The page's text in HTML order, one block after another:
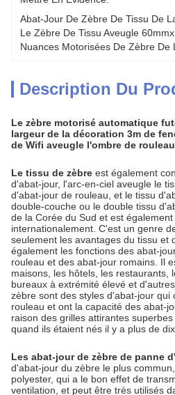
Abat-Jour De Zèbre De Tissu De
Le Zèbre De Tissu Aveugle
Nuances Motorisées De Zèbre De
Description Du
Le zèbre motorisé automatique
largeur de la décoration 3m de
de Wifi aveugle l'ombre de rouleau
Le tissu de zèbre est également
d'abat-jour, l'arc-en-ciel aveugle le
d'abat-jour de rouleau, et le tissu
double-couche ou le double tissu
de la Corée du Sud et est
internationalement. C'est un genre
seulement les avantages du tissu et
également les fonctions des abat-
rouleau et des abat-jour romains . Il
maisons, les hôtels, les restaurants,
bureaux à extrémité élevé et
zèbre sont des styles d'abat-jour qui
rouleau et ont la capacité des abat-
raison des grilles attirantes
quand ils étaient nés il y a plus de dix
Les abat-jour de zèbre de panne
d'abat-jour du zèbre le plus
polyester, qui a le bon effet de
ventilation, et peut être très utilisés